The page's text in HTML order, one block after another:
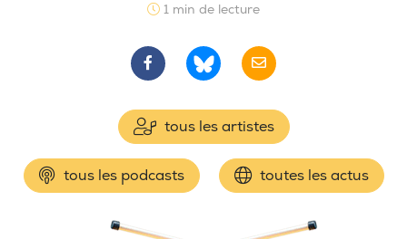
1 min de lecture
tous les artistes
tous les podcasts toutes les actus